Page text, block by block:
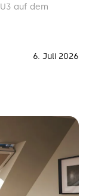
auf dem
6. Juli 2026